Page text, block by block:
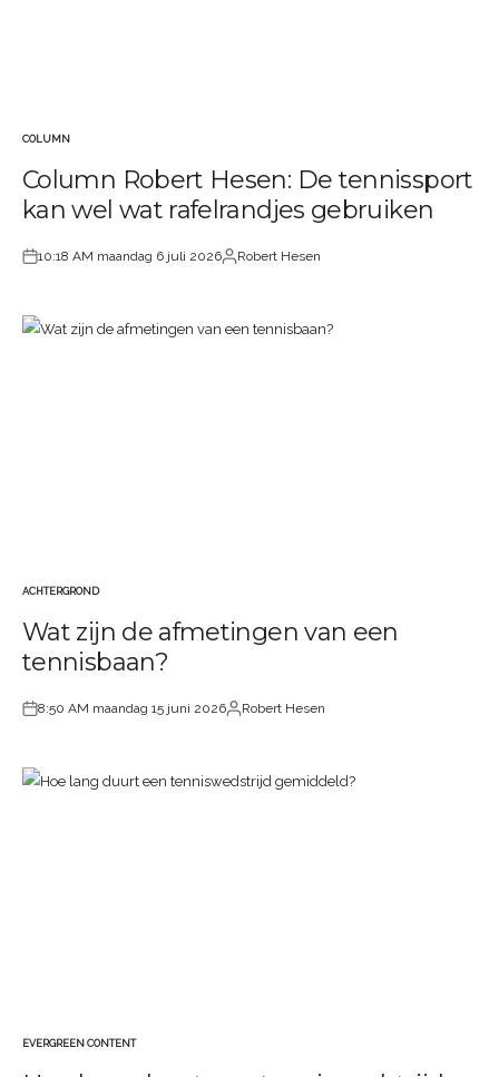
IN
COLUMN
Column Robert Hesen: De tennissport
kan wel wat rafelrandjes gebruiken
Geplaatst
10:18 AM maandag 6 juli 2026
Geplaatst
Robert Hesen
IN
ACHTERGROND
Wat zijn de afmetingen van een
tennisbaan?
Geplaatst
8:50 AM maandag 15 juni 2026
Geplaatst
Robert Hesen
EVERGREEN CONTENT